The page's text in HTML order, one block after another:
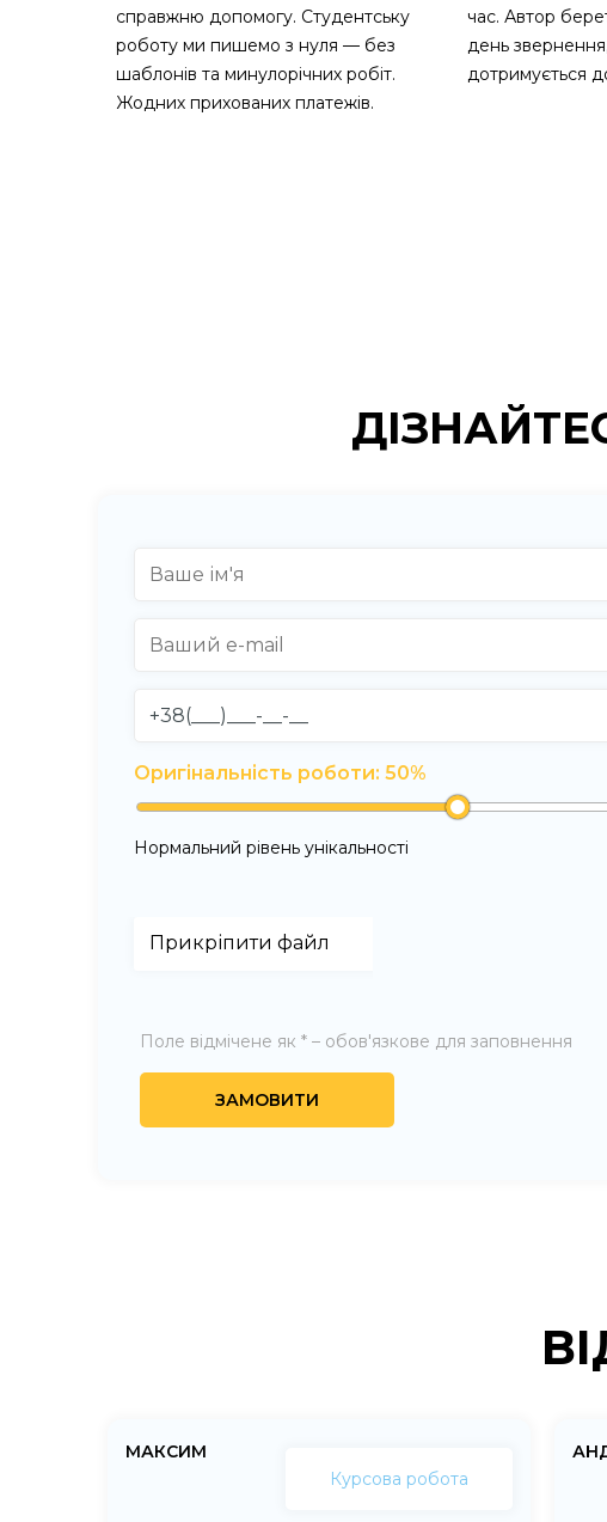
справжню допомогу. Студентську
роботу ми пишемо з нуля — без
шаблонів та минулорічних робіт.
Жодних прихованих платежів.
час. Автор
день
дотримується
Оригінальність роботи: 50%
Нормальний рівень унікальності
Поле відмічене як * – обов'язкове для заповнення
МАКСИМ
Курсова робота